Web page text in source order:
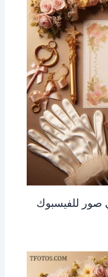
صور للفيسبوك